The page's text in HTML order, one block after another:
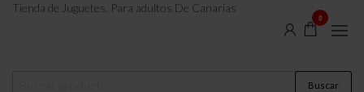
Tienda de Juguetes. Para adultos De Canarias
0
Buscar